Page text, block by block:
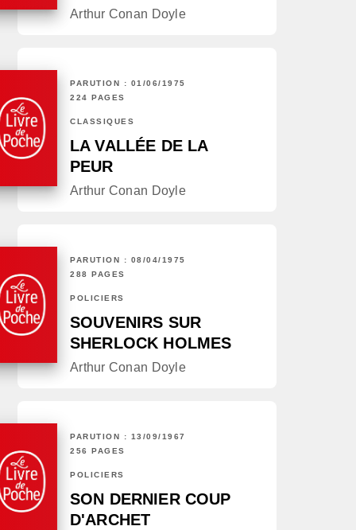
Arthur Conan Doyle
PARUTION : 01/06/1975
224 PAGES
CLASSIQUES
LA VALLÉE DE LA
PEUR
Arthur Conan Doyle
PARUTION : 08/04/1975
288 PAGES
POLICIERS
SOUVENIRS SUR
SHERLOCK HOLMES
Arthur Conan Doyle
PARUTION : 13/09/1967
256 PAGES
POLICIERS
SON DERNIER COUP
D'ARCHET